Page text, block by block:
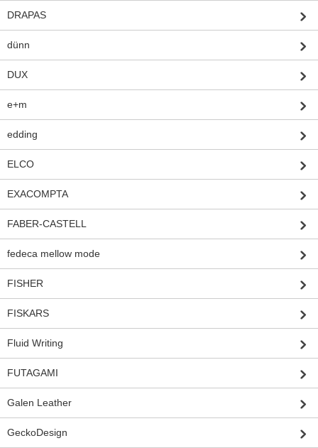
DRAPAS
dünn
DUX
e+m
edding
ELCO
EXACOMPTA
FABER-CASTELL
fedeca mellow mode
FISHER
FISKARS
Fluid Writing
FUTAGAMI
Galen Leather
GeckoDesign